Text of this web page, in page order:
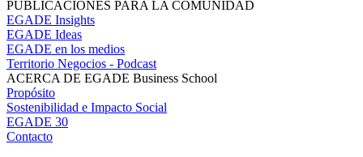
PUBLICACIONES PARA LA COMUNIDAD
EGADE Insights
EGADE Ideas
EGADE en los medios
Territorio Negocios - Podcast
ACERCA DE EGADE Business School
Propósito
Sostenibilidad e Impacto Social
EGADE 30
Contacto